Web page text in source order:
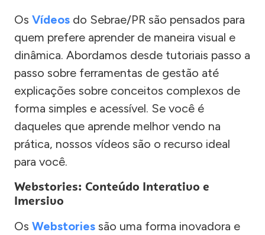
Os Vídeos do Sebrae/PR são pensados para
quem prefere aprender de maneira visual e
dinâmica. Abordamos desde tutoriais passo a
passo sobre ferramentas de gestão até
explicações sobre conceitos complexos de
forma simples e acessível. Se você é
daqueles que aprende melhor vendo na
prática, nossos vídeos são o recurso ideal
para você.
Webstories: Conteúdo Interativo e
Imersivo
Os Webstories são uma forma inovadora e